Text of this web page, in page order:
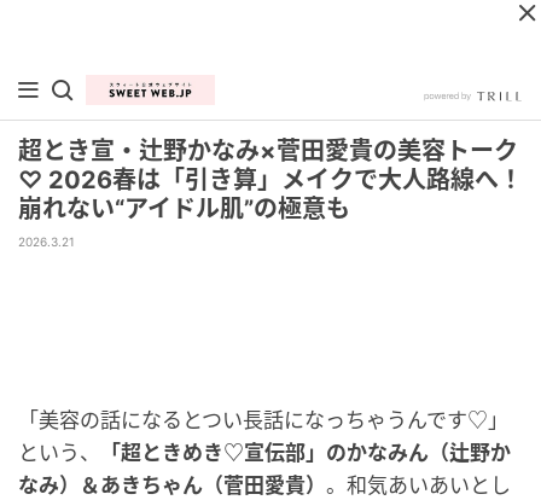
超とき宣・辻野かなみ×菅田愛貴の美容トーク
♡ 2026春は「引き算」メイクで大人路線へ！
崩れない“アイドル肌”の極意も
2026.3.21
「美容の話になるとつい長話になっちゃうんです♡」
という、
「超ときめき♡宣伝部」のかなみん（辻野か
なみ）＆あきちゃん（菅田愛貴） 。和気あいあいとし